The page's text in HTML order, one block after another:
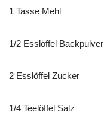
1 Tasse Mehl
1/2 Esslöffel Backpulver
2 Esslöffel Zucker
1/4 Teelöffel Salz